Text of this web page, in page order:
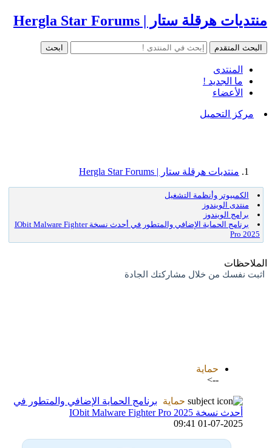
منتديات هرقلة ستار | Hergla Star Forums
المنتدى
ما الجديد !
الأعضاء
مركز التحميل
منتديات هرقلة ستار | Hergla Star Forums
الكمبيوتر وأنظمة التشغيل
منتدى الويندوز
برامج الويندوز
برنامج الحماية الإضافي والمتطور في أحدث نسخة IObit Malware Fighter
Pro 2025
الملاحظات
اثبت نفسك من خلال مشاركتك الجادة
حماية
-->
حماية
برنامج الحماية الإضافي والمتطور في
أحدث نسخة IObit Malware Fighter Pro 2025
01-07-2025 09:41